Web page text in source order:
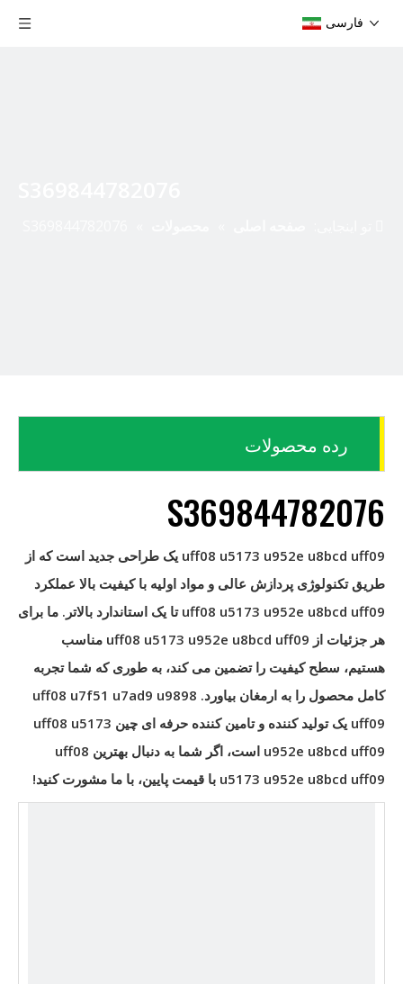
فارسی
رده محصولات
S369844782076
uff08 u5173 u952e u8bcd uff09 یک طراحی جدید است که از
طریق تکنولوژی پردازش عالی و مواد اولیه با کیفیت بالا عملکرد
uff08 u5173 u952e u8bcd uff09 تا یک استاندارد بالاتر. ما برای
هر جزئیات از uff08 u5173 u952e u8bcd uff09 مناسب
هستیم، سطح کیفیت را تضمین می کند، به طوری که شما تجربه
کامل محصول را به ارمغان بیاورد. uff08 u7f51 u7ad9 u9898
uff09 یک تولید کننده و تامین کننده حرفه ای چین uff08 u5173
u952e u8bcd uff09 است، اگر شما به دنبال بهترین uff08
u5173 u952e u8bcd uff09 با قیمت پایین، با ما مشورت کنید!